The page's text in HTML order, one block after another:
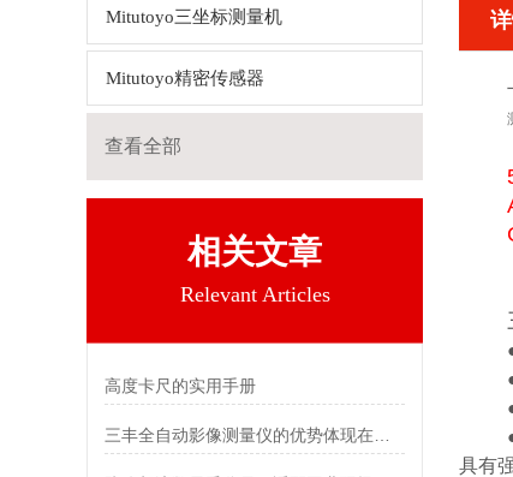
Mitutoyo三坐标测量机
Mitutoyo精密传感器
查看全部
相关文章
Relevant Articles
高度卡尺的实用手册
三丰全自动影像测量仪的优势体现在哪些方面
具有